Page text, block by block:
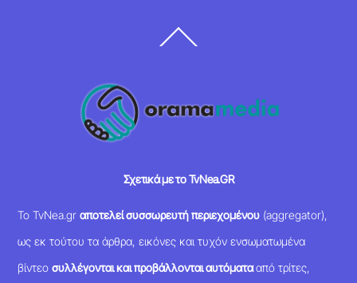
To
Σχετικά με το TvNea.GR
Το TvNea.grαποτελεί συσσωρευτή περιεχομένου (aggregator),
ως εκ τούτου τα άρθρα, εικόνες και τυχόν ενσωματωμένα
βίντεοσυλλέγονται και προβάλλονται αυτόματααπό τρίτες,